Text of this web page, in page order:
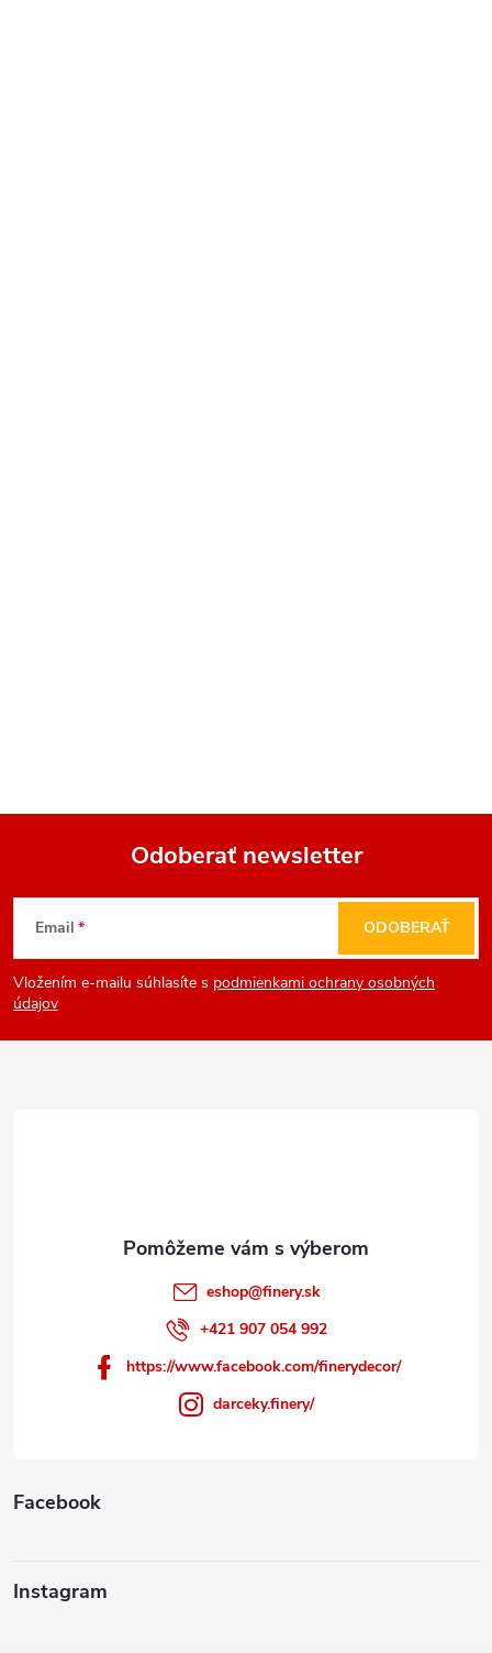
Z
á
p
Odoberať newsletter
Email
Vložením e-mailu súhlasíte s podmienkami ochrany osobných
údajov
ODOBERAŤ
eshop@finery.sk
+421 907 054 992
https://www.facebook.com/finerydecor/
darceky.finery/
Facebook
Instagram